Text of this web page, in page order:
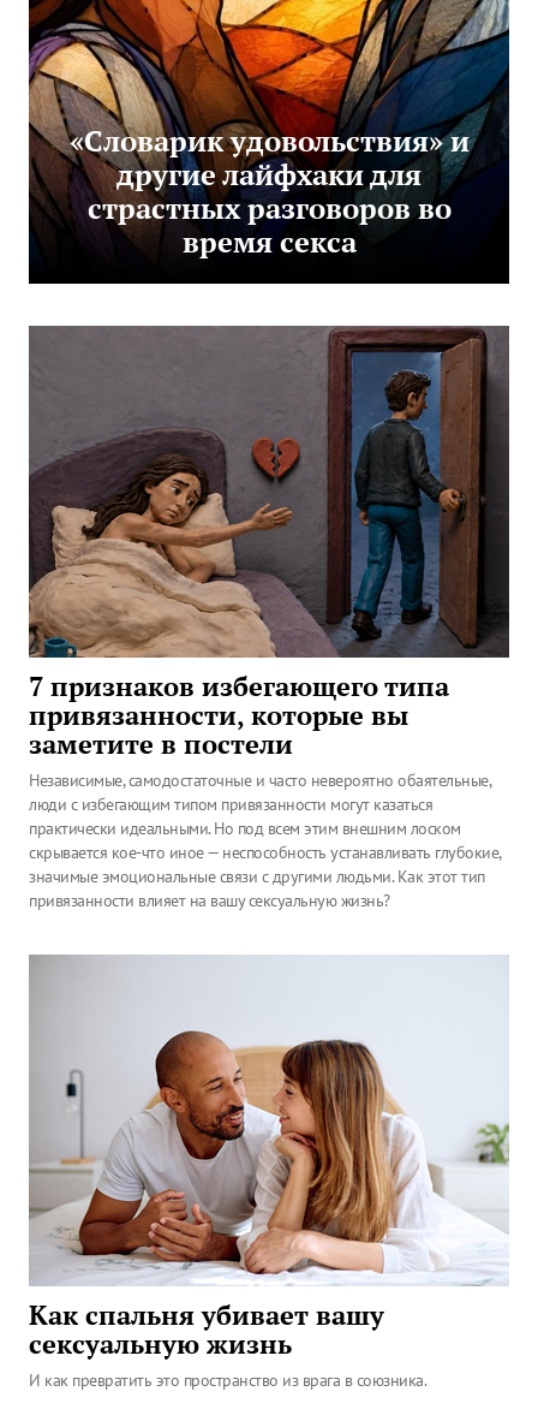
«Словарик удовольствия» и
другие лайфхаки для
страстных разговоров во
время секса
7 признаков избегающего типа
привязанности, которые вы
заметите в постели
Независимые, самодостаточные и часто невероятно обаятельные,
люди с избегающим типом привязанности могут казаться
практически идеальными. Но под всем этим внешним лоском
скрывается кое-что иное — неспособность устанавливать глубокие,
значимые эмоциональные связи с другими людьми. Как этот тип
привязанности влияет на вашу сексуальную жизнь?
Как спальня убивает вашу
сексуальную жизнь
И как превратить это пространство из врага в союзника.